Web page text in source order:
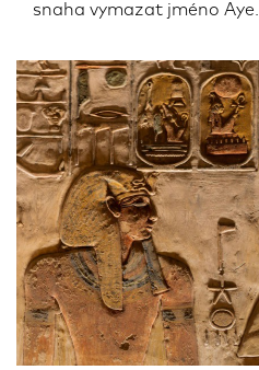
snaha vymazat jméno Aye.